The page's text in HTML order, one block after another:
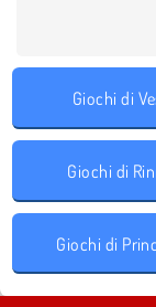
Giochi di
Giochi di
Giochi di